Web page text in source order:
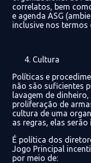
correlatos, bem
e agenda ASG
inclusive nos termos
Cultura
Políticas e
não são suficientes
lavagem de
proliferação de
cultura de uma
as regras, elas serão
É política dos
Jogo Principal
por meio de: